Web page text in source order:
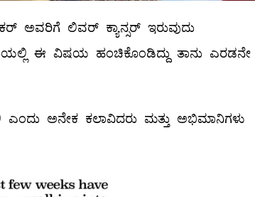
ಅವರಿಗೆ ಲಿವರ್ ಕ್ಯಾನ್ಸರ್ ಇರುವುದು
ಈ ವಿಷಯ ಹಂಚಿಕೊಂಡಿದ್ದು ತಾನು ಎರಡನೇ
ಎಂದು ಅನೇಕ ಕಲಾವಿದರು ಮತ್ತು ಅಭಿಮಾನಿಗಳು